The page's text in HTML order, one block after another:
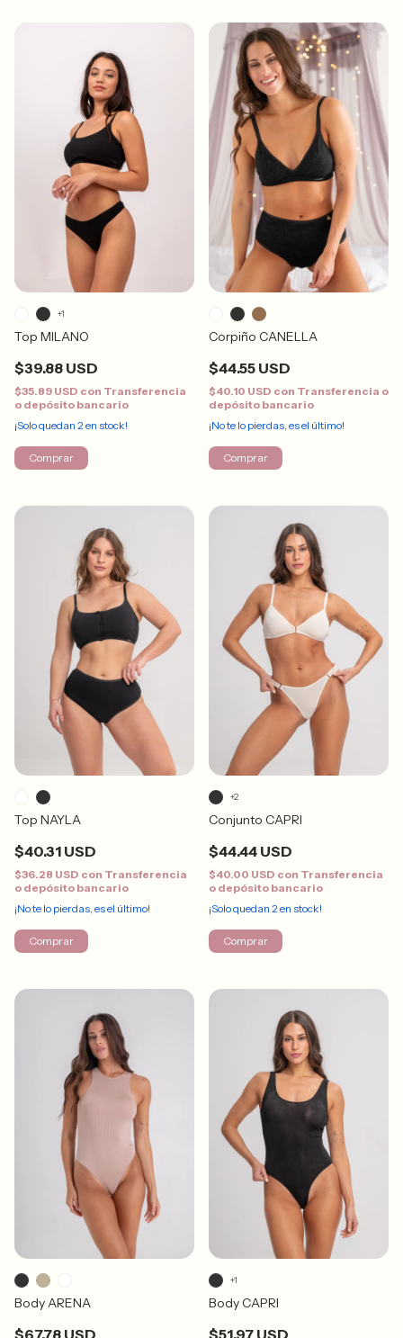
Top MILANO
$39.88 USD
$35.89 USD con Transferencia
o depósito bancario
¡Solo quedan 2en stock!
+1
Comprar
Corpiño CANELLA
$44.55 USD
$40.10 USD con Transferencia o
depósito bancario
¡No te lo pierdas, es el último!
Comprar
Top NAYLA
$40.31 USD
$36.28 USD con Transferencia
o depósito bancario
¡No te lo pierdas, es el último!
Comprar
Conjunto CAPRI
$44.44 USD
$40.00 USD con Transferencia
o depósito bancario
¡Solo quedan 2en stock!
+2
Comprar
Body ARENA Body CAPRI
+1